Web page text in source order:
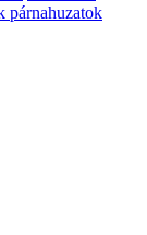
párnahuzatok